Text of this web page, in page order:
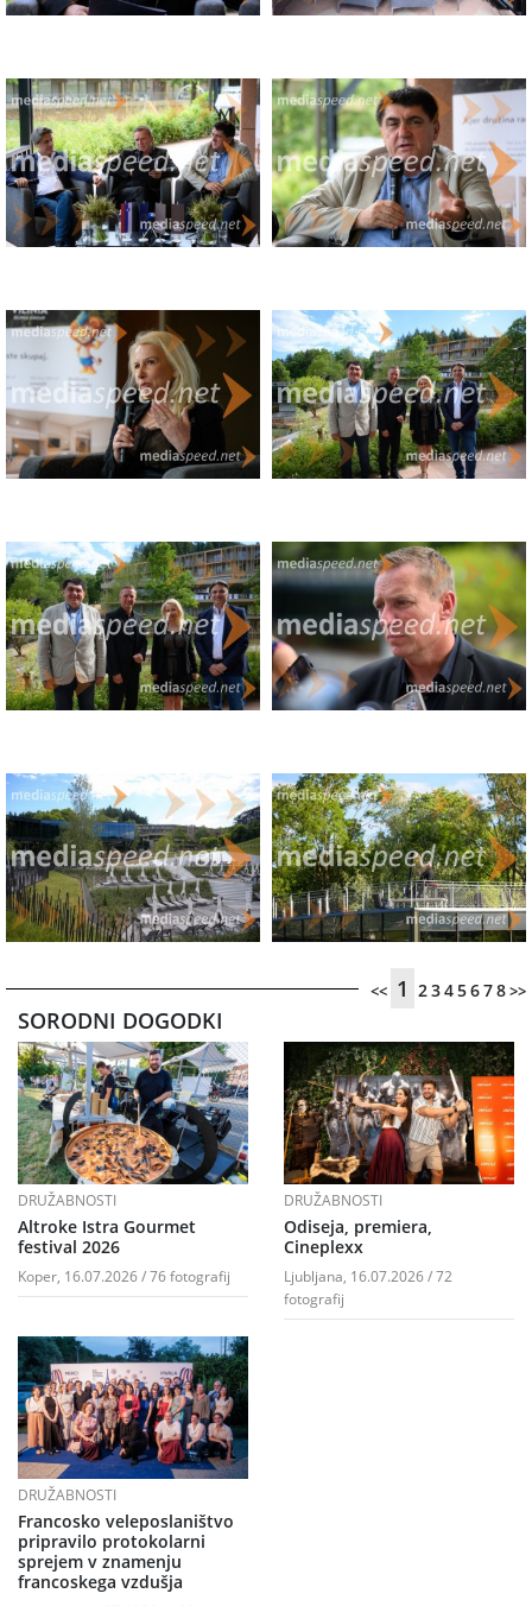
<< 1 2345678>>
SORODNI DOGODKI
DRUŽABNOSTI
Altroke Istra Gourmet
festival 2026
Koper, 16.07.2026 / 76 fotografij
DRUŽABNOSTI
Odiseja, premiera,
Cineplexx
Ljubljana, 16.07.2026 / 72
fotografij
DRUŽABNOSTI
Francosko veleposlaništvo
pripravilo protokolarni
sprejem v znamenju
francoskega vzdušja